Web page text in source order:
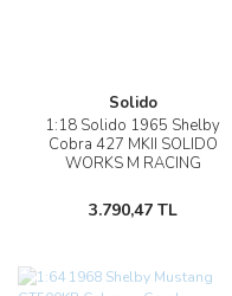
Solido
1:18 Solido 1965 Shelby
Cobra 427 MKII SOLIDO
WORKS M RACING
3.790,47 TL